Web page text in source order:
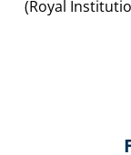
(Royal